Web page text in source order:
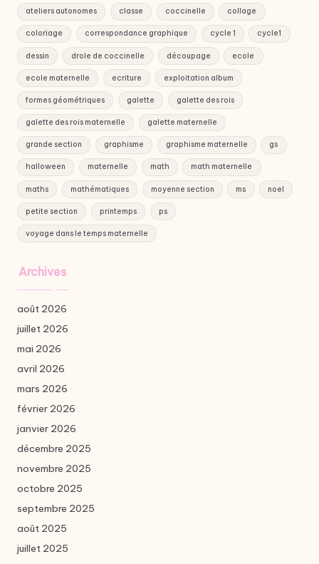
ateliers autonomes classe coccinelle collage
coloriage correspondance graphique cycle 1 cycle1
dessin drole de coccinelle découpage ecole
ecole maternelle ecriture exploitation album
formes géométriques galette galette des rois
galette des rois maternelle galette maternelle
grande section graphisme graphisme maternelle gs
halloween maternelle math math maternelle
maths mathématiques moyenne section ms noel
petite section printemps ps
voyage dans le temps maternelle
Archives
août 2026
juillet 2026
mai 2026
avril 2026
mars 2026
février 2026
janvier 2026
décembre 2025
novembre 2025
octobre 2025
septembre 2025
août 2025
juillet 2025